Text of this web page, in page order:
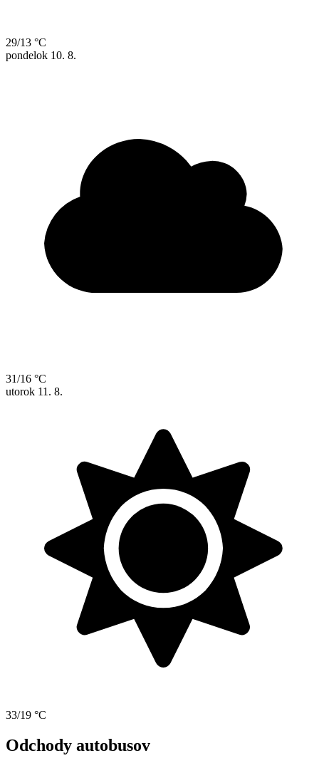
29/13 °C
pondelok 10. 8.
31/16 °C
utorok 11. 8.
33/19 °C
Odchody autobusov